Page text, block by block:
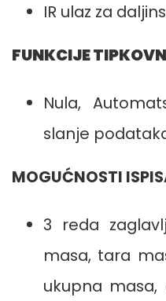
IR ulaz za
FUNKCIJE
Nula,
slanje
MOGUĆNOSTI
3 reda
masa, tara
ukupna